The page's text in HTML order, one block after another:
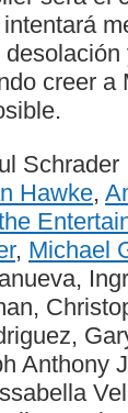
creer a
Schrader
Hawke,
, Michael
Anthony